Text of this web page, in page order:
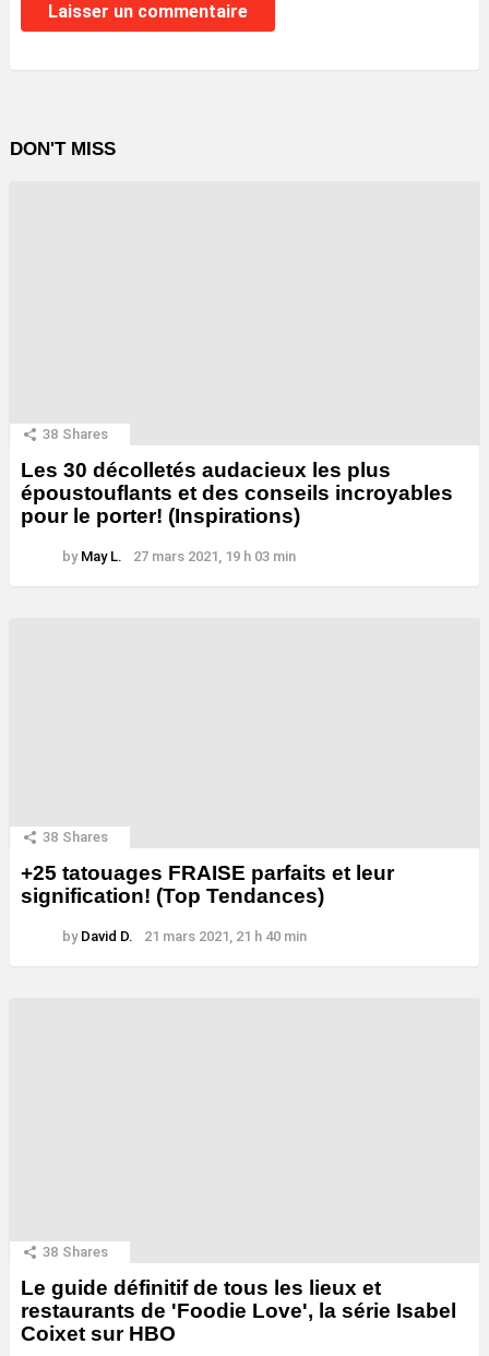
DON'T MISS
38 Shares
Les 30 décolletés audacieux les plus
époustouflants et des conseils incroyables
pour le porter! (Inspirations)
by May L. 27 mars 2021, 19 h 03 min
38 Shares
+25 tatouages ​​FRAISE parfaits et leur
signification! (Top Tendances)
by David D. 21 mars 2021, 21 h 40 min
38 Shares
Le guide définitif de tous les lieux et
restaurants de 'Foodie Love', la série Isabel
Coixet sur HBO